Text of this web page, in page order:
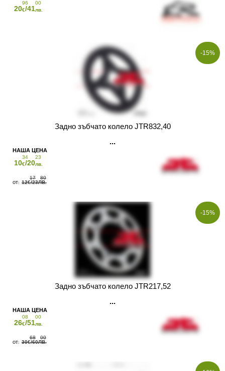
20
96
€/41
00
лв.
-15%
Задно зъбчато колело JTR832,40
10
34
€/20
23
лв.
12
17
€/23
80
ЛВ.
-15%
Задно зъбчато колело JTR217,52
26
08
€/51
00
лв.
30
68
€/60
00
ЛВ.